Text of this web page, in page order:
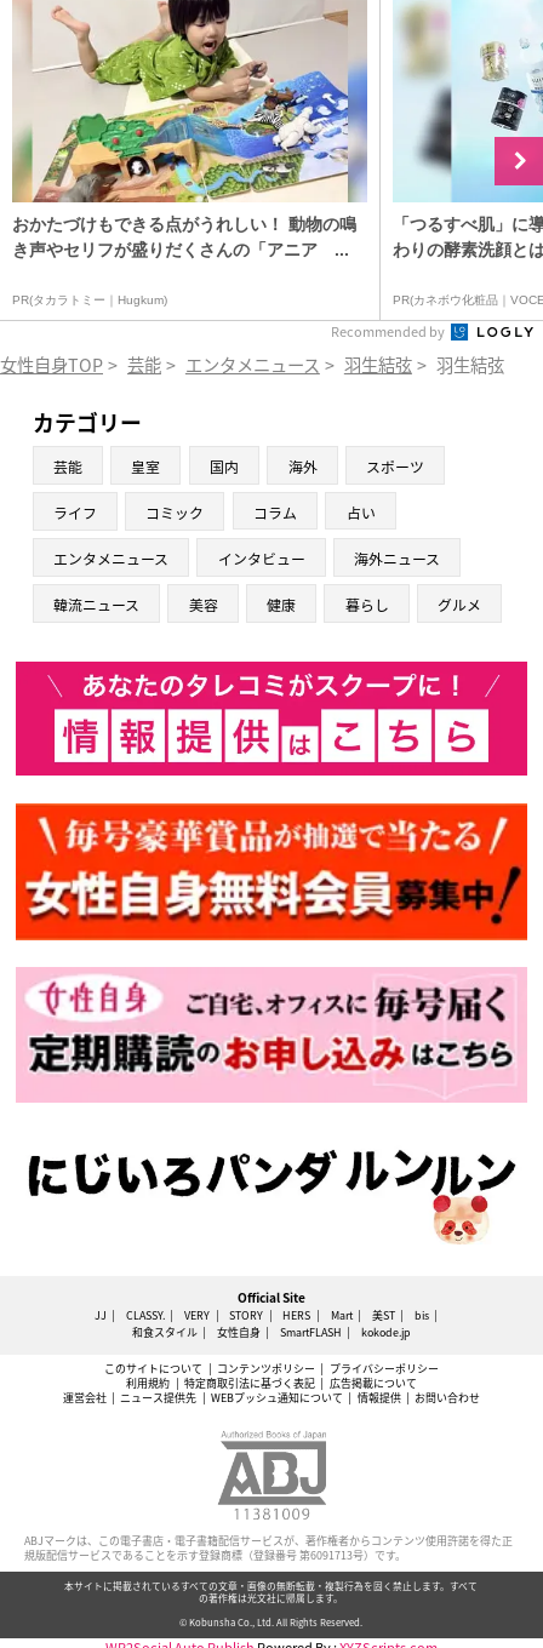
おかたづけもできる点がうれしい！ 動物の鳴
き声やセリフが盛りだくさんの「アニア ...
PR(タカラトミー｜Hugkum)
「つるすべ肌」に
わりの酵素洗顔と
PR(カネボウ化粧品｜
Recommended by
女性自身TOP > 芸能 > エンタメニュース > 羽生結弦 > 羽生結弦 大
カテゴリー
芸能 皇室 国内 海外 スポーツ
ライフ コミック コラム 占い
エンタメニュース インタビュー 海外ニュース
韓流ニュース 美容 健康 暮らし グルメ
Official Site
JJ CLASSY. VERY STORY HERS Mart 美ST
bis
和食スタイル
女性自身 SmartFLASH kokode.jp
このサイトについて コンテンツポリシー
プライバシーポリシー
利用規約
特定商取引法に基づく表記
広告掲載について
運営会社
ニュース提供先 WEBプッシュ通知について 情報提供 お問い合わせ
ABJマークは、この電子書店・電子書籍配信サービスが、著作権者からコンテンツ使用許諾を得た正
規版配信サービスであることを示す登録商標（登録番号 第6091713号）です。
本サイトに掲載されているすべての文章・画像の無断転載・複製行為を固く禁止します。すべて
の著作権は光文社に帰属します。
© Kobunsha Co., Ltd. All Rights Reserved.